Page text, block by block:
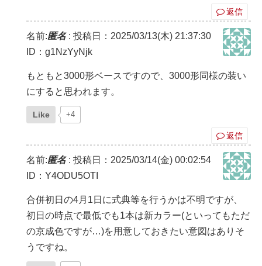
返信
名前:匿名: 投稿日：2025/03/13(木) 21:37:30
ID：g1NzYyNjk
もともと3000形ベースですので、3000形同様の装い
にすると思われます。
Like +4
返信
名前:匿名: 投稿日：2025/03/14(金) 00:02:54
ID：Y4ODU5OTI
合併初日の4月1日に式典等を行うかは不明ですが、
初日の時点で最低でも1本は新カラー(といってもただ
の京成色ですが…)を用意しておきたい意図はありそ
うですね。